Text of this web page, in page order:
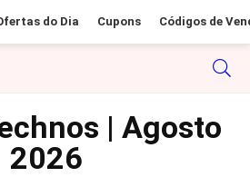
do Dia Cupons Códigos de
| Agosto
2026